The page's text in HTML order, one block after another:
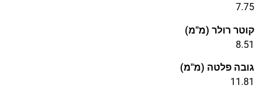
7.75
קוטר רולר (מ"מ)
8.51
גובה פלטה (מ"מ)
11.81